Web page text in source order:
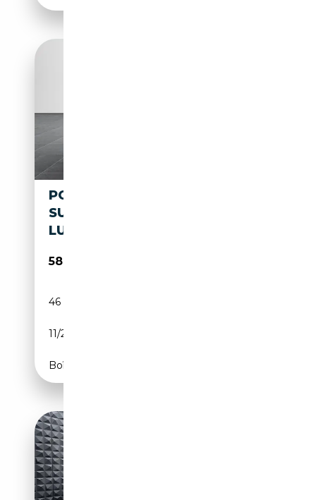
PORSCHE TAYCAN
SURROUND-VIEW BOSE
LUFTFEDERUNG PASM
58 950€
46 200 km
11/2022
Boîte automatique